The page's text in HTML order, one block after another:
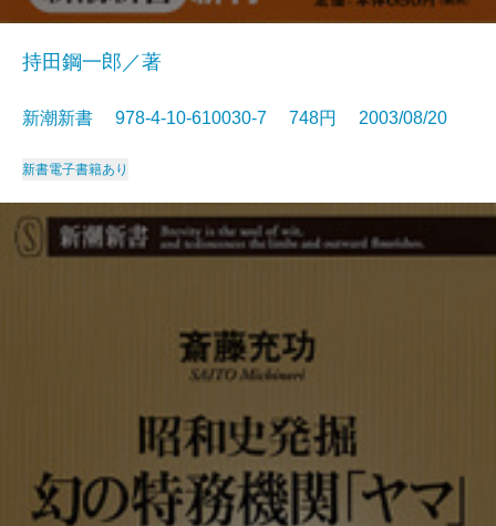
持田鋼一郎／著
新潮新書 978-4-10-610030-7 748円 2003/08/20
新書電子書籍あり